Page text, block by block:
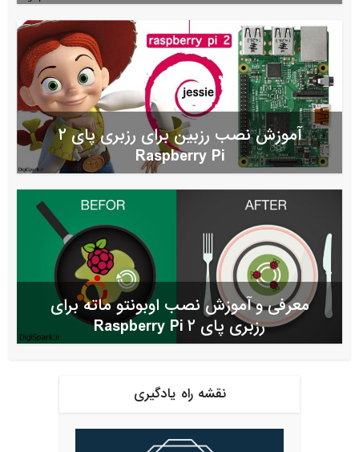
آموزش نصب رزبین برای رزبری پای ۲
Raspberry Pi
معرفی و آموزش نصب اوبونتو ماته برای
رزبری پای ۲ Raspberry Pi
نقشه راه یادگیری